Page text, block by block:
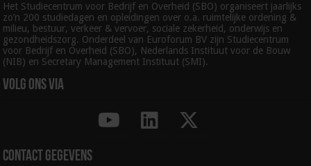
Het Studiecentrum voor Bedrijf en Overheid (SBO) organiseert jaarlijks
zo’n 200 studiedagen en opleidingen over o.a. ruimtelijke ordening &
milieu, bestuur, verkeer & vervoer, sociale zekerheid, onderwijs en
gezondheidszorg. Onderdeel van Euroforum BV zijn Studiecentrum
voor Bedrijf en Overheid (SBO), Nederlands Instituut voor de Bouw
(NIB) en Secretary Management Instituut (SMI).
Volg ons via
Contact gegevens